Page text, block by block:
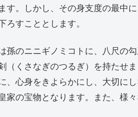
す。しかし、その身支度の最中
ろすこととします。
孫のニニギノミコトに、八尺の
（くさなぎのつるぎ）を持たせ
、心身をきよらかにし、大切に
家の宝物となります。また、様